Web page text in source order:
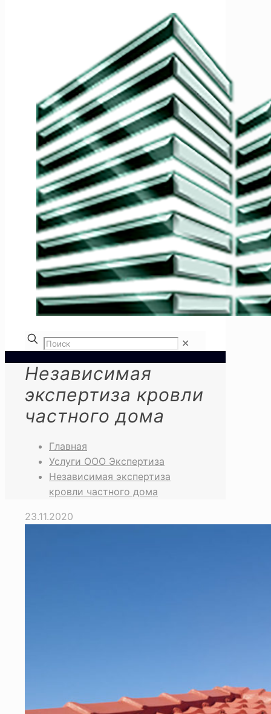
✕
Независимая
экспертиза кровли
частного дома
Главная
Услуги ООО Экспертиза
Независимая экспертиза
кровли частного дома
23.11.2020